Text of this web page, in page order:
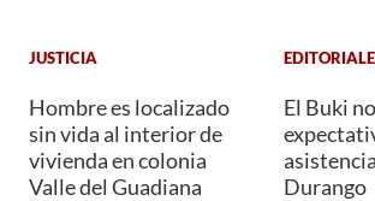
JUSTICIA
Hombre es localizado
sin vida al interior de
vivienda en colonia
Valle del Guadiana
El Buki
Durango